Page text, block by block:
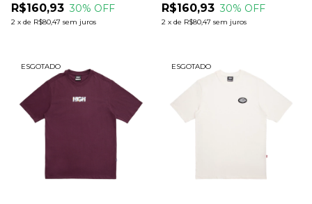
R$160,93 30% OFF
2 x de R$80,47 sem juros
R$160,93 30% OFF
2 x de R$80,47 sem juros
ESGOTADO ESGOTADO